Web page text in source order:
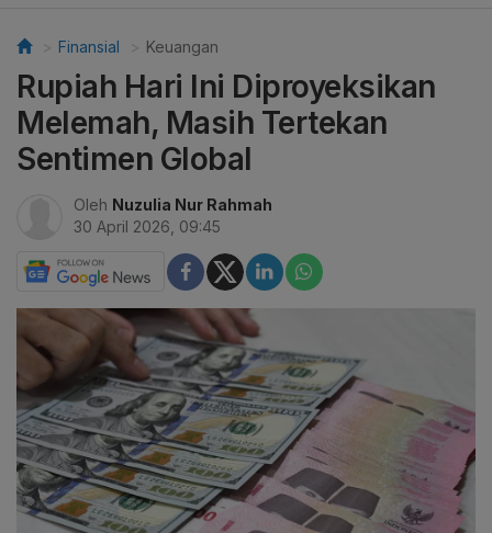
Finansial Keuangan
Rupiah Hari Ini Diproyeksikan
Melemah, Masih Tertekan
Sentimen Global
Oleh Nuzulia Nur Rahmah
30 April 2026, 09:45